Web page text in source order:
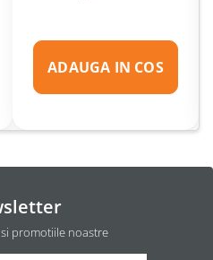
ADAUGA IN COS
promotiile noastre